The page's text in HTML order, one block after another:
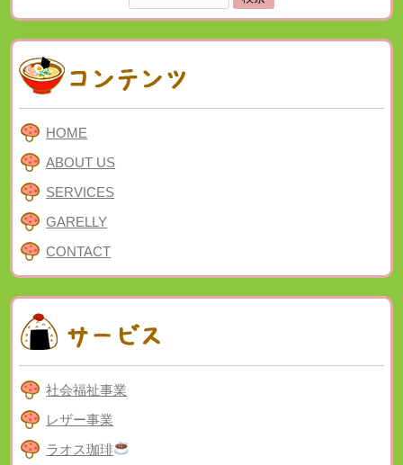
索:
HOME
ABOUT US
SERVICES
GARELLY
CONTACT
社会福祉事業
レザー事業
ラオス珈琲